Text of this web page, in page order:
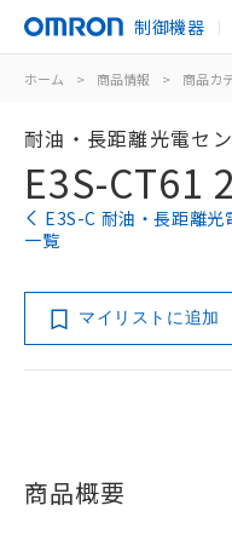
制御機器
ホーム > 商品情報 > 商品カ
耐油・長距離光電セ
E3S-CT61
E3S-C 耐油・長距離
一覧
マイリストに追加
商品概要